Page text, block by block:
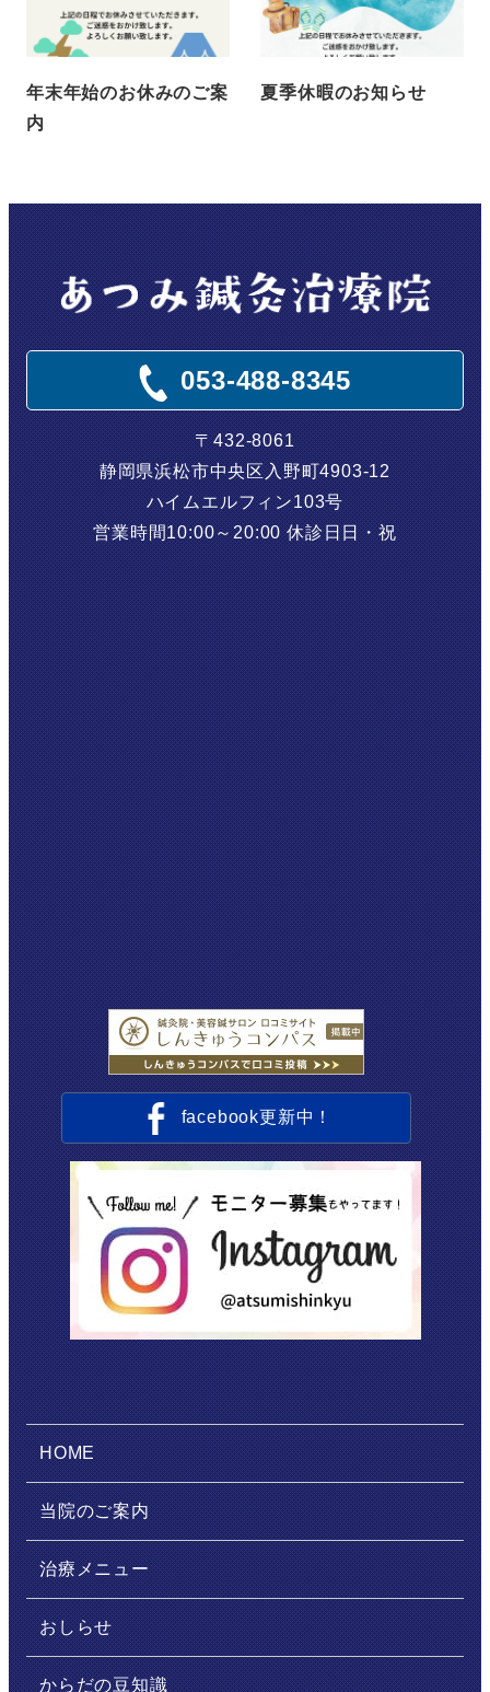
年末年始のお休みのご案
内
夏季休暇のお知らせ
053-488-8345
〒432-8061
静岡県浜松市中央区入野町4903-12
ハイムエルフィン103号
営業時間10:00～20:00 休診日 日・祝
facebook更新中！
HOME
当院のご案内
治療メニュー
おしらせ
からだの豆知識